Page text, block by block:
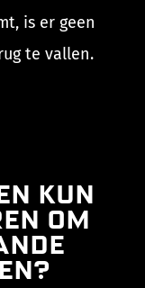
is er geen
te vallen.
kun
om